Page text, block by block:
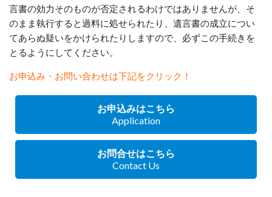
言書の効力そのものが否定されるわけではありませんが、そ
のまま執行すると過料に処せられたり、遺言書の成立につい
てあらぬ疑いをかけられたりしますので、必ずこの手続きを
とるようにしてください。
お申込み・お問い合わせは下記をクリック！
お申込みはこちら
Application
お問合せはこちら
Contact Us